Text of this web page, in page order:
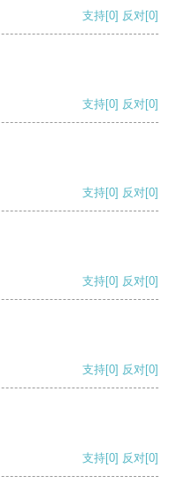
支持[0] 反对[0]
支持[0] 反对[0]
支持[0] 反对[0]
支持[0] 反对[0]
支持[0] 反对[0]
支持[0] 反对[0]